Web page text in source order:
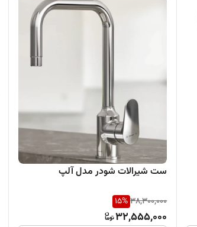
ست شیرالات شودر مدل آلپ
38,300,000
15%
32,555,000